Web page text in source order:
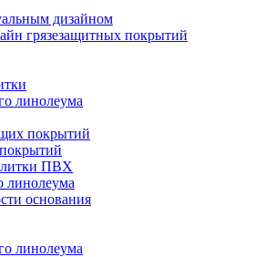
дизайном
грязезащитных покрытий
линолеума
покрытий
ПВХ
линолеума
основания
линолеума